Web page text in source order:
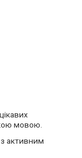
мовою.
активним